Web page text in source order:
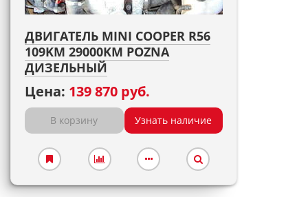
ДВИГАТЕЛЬ MINI COOPER R56
109KM 29000KM POZNA
ДИЗЕЛЬНЫЙ
Цена: 139 870 руб.
В корзину Узнать наличие